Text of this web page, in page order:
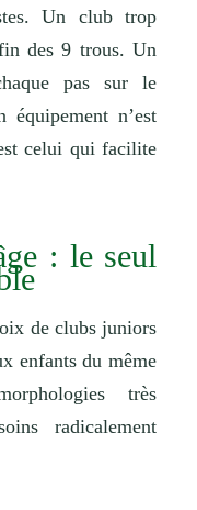
Un club trop
des 9 trous. Un
pas sur le
n’est
celui qui facilite
: le seul
de clubs juniors
enfants du même
très
radicalement